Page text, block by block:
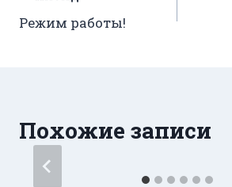
по
Режим работы!
Похожие записи